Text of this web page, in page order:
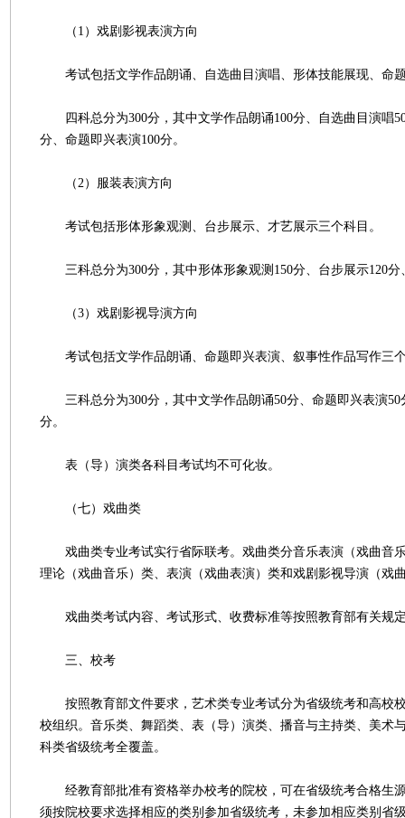
（1）戏剧影视表演方向
考试包括文学作品朗诵、自选曲目演唱、形体技能展现、命
四科总分为300分，其中文学作品朗诵100分、自选曲目演唱
分、命题即兴表演100分。
（2）服装表演方向
考试包括形体形象观测、台步展示、才艺展示三个科目。
三科总分为300分，其中形体形象观测150分、台步展示120分
（3）戏剧影视导演方向
考试包括文学作品朗诵、命题即兴表演、叙事性作品写作三
三科总分为300分，其中文学作品朗诵50分、命题即兴表演50
分。
表（导）演类各科目考试均不可化妆。
（七）戏曲类
戏曲类专业考试实行省际联考。戏曲类分音乐表演（戏曲音
理论（戏曲音乐）类、表演（戏曲表演）类和戏剧影视导演（戏
戏曲类考试内容、考试形式、收费标准等按照教育部有关规
三、校考
按照教育部文件要求，艺术类专业考试分为省级统考和高校
校组织。音乐类、舞蹈类、表（导）演类、播音与主持类、美术
科类省级统考全覆盖。
经教育部批准有资格举办校考的院校，可在省级统考合格生
须按院校要求选择相应的类别参加省级统考，未参加相应类别省